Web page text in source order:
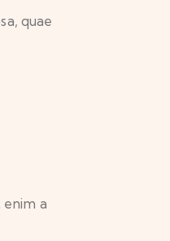
quae
a